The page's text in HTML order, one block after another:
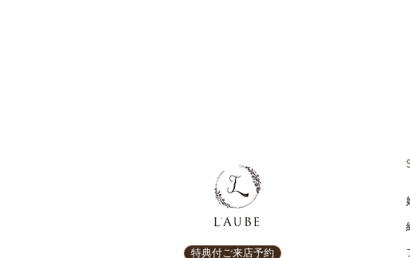
特典付ご来店予約